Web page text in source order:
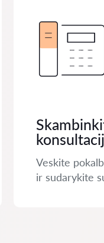
Veskite
ir sudarykite